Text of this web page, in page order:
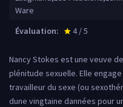
Ware
Évaluation:
star_rate
4 / 5
Nancy Stokes est une veuve
plénitude sexuelle. Elle
travailleur du sexe (ou
dune vingtaine dannées pour